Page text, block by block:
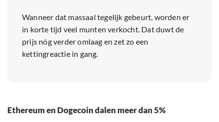
Wanneer dat massaal tegelijk gebeurt, worden er
in korte tijd veel munten verkocht. Dat duwt de
prijs nóg verder omlaag en zet zo een
kettingreactie in gang.
Ethereum en Dogecoin dalen meer dan 5%